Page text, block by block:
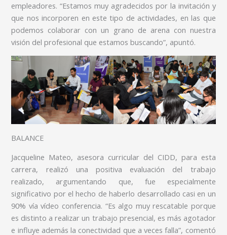
empleadores. “Estamos muy agradecidos por la invitación y
que nos incorporen en este tipo de actividades, en las que
podemos colaborar con un grano de arena con nuestra
visión del profesional que estamos buscando”, apuntó.
BALANCE
Jacqueline Mateo, asesora curricular del CIDD, para esta
carrera, realizó una positiva evaluación del trabajo
realizado, argumentando que, fue especialmente
significativo por el hecho de haberlo desarrollado casi en un
90% vía vídeo conferencia. “Es algo muy rescatable porque
es distinto a realizar un trabajo presencial, es más agotador
e influye además la conectividad que a veces falla”, comentó